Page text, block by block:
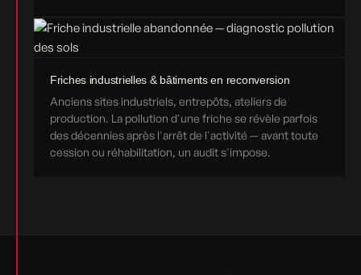
Friches industrielles & bâtiments en reconversion
Anciens sites industriels, entrepôts, ateliers de
production. La pollution d'une friche se révèle parfois
des décennies après l'arrêt de l'activité — avant toute
cession ou réhabilitation, un audit s'impose.